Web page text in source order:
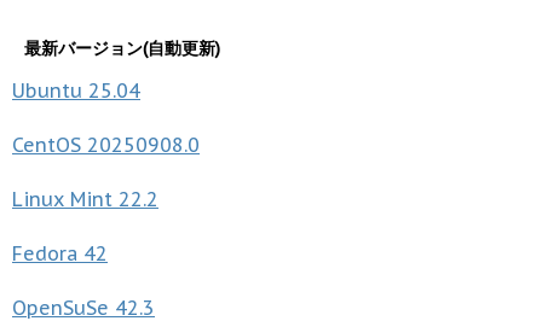
最新バージョン(自動更新)
Ubuntu 25.04
CentOS 20250908.0
Linux Mint 22.2
Fedora 42
OpenSuSe 42.3